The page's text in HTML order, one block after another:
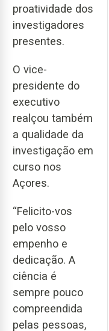
proatividade dos
investigadores
presentes.
O vice-
presidente do
executivo
realçou também
a qualidade da
investigação em
curso nos
Açores.
“Felicito-vos
pelo vosso
empenho e
dedicação. A
ciência é
sempre pouco
compreendida
pelas pessoas,